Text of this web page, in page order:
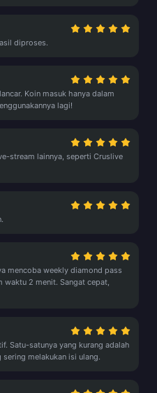
diproses.
Koin masuk hanya dalam
lagi!
stream lainnya, seperti Cruslive
mencoba weekly diamond pass
waktu 2 menit. Sangat cepat,
Satu-satunya yang kurang adalah
melakukan isi ulang.